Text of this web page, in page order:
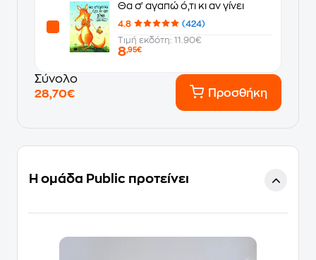
Θα σ' αγαπώ ό,τι κι αν γίνει
4.8
(424)
Τιμή εκδότη: 11.90€
8,95€
Σύνολο
28,70€
Προσθήκη
Η ομάδα Public προτείνει